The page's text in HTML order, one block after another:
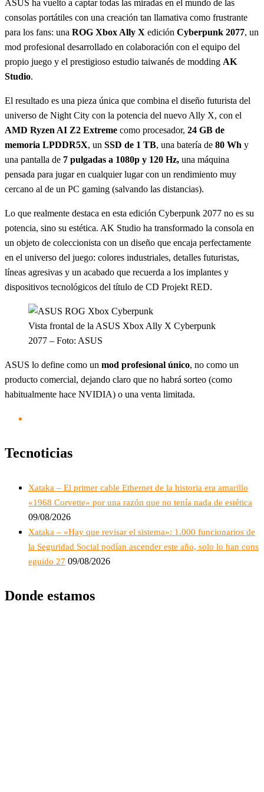
ASUS ha vuelto a captar todas las miradas en el mundo de las
consolas portátiles con una creación tan llamativa como frustrante
para los fans: una ROG Xbox Ally X edición Cyberpunk 2077, un
mod profesional desarrollado en colaboración con el equipo del
propio juego y el prestigioso estudio taiwanés de modding AK
Studio.
El resultado es una pieza única que combina el diseño futurista del
universo de Night City con la potencia del nuevo Ally X, con el
AMD Ryzen AI Z2 Extreme como procesador, 24 GB de
memoria LPDDR5X, un SSD de 1 TB, una batería de 80 Wh y
una pantalla de 7 pulgadas a 1080p y 120 Hz, una máquina
pensada para jugar en cualquier lugar con un rendimiento muy
cercano al de un PC gaming (salvando las distancias).
Lo que realmente destaca en esta edición Cyberpunk 2077 no es su
potencia, sino su estética. AK Studio ha transformado la consola en
un objeto de coleccionista con un diseño que encaja perfectamente
en el universo del juego: colores industriales, detalles futuristas,
líneas agresivas y un acabado que recuerda a los implantes y
dispositivos tecnológicos del título de CD Projekt RED.
Vista frontal de la ASUS Xbox Ally X Cyberpunk
2077 – Foto: ASUS
ASUS lo define como un mod profesional único, no como un
producto comercial, dejando claro que no habrá sorteo (como
habitualmente hace NVIDIA) o una venta limitada.
Tecnoticias
Xataka – El primer cable Ethernet de la historia era amarillo
«1968 Corvette» por una razón que no tenía nada de estética
09/08/2026
Xataka – «Hay que revisar el sistema»: 1.000 funcionarios de
la Seguridad Social podían ascender este año, solo lo han cons
eguido 27 09/08/2026
Donde estamos